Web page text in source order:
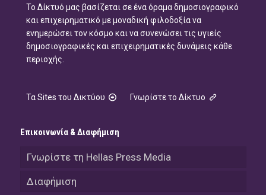
Το Δίκτυό μας βασίζεται σε ένα όραμα δημοσιογραφικό
και επιχειρηματικό με μοναδική φιλοδοξία να
ενημερώσει τον κόσμο και να συνενώσει τις υγιείς
δημοσιογραφικές και επιχειρηματικές δυνάμεις κάθε
περιοχής.
Τα Sites του Δικτύου Γνωρίστε το Δίκτυο
Επικοινωνία & Διαφήμιση
Γνωρίστε τη Hellas Press Media
Διαφήμιση